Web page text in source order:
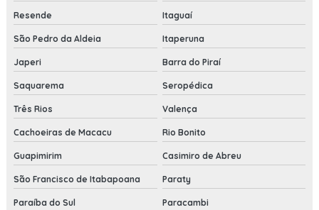
Resende Itaguaí
São Pedro da Aldeia Itaperuna
Japeri Barra do Piraí
Saquarema Seropédica
Três Rios Valença
Cachoeiras de Macacu Rio Bonito
Guapimirim Casimiro de Abreu
São Francisco de Itabapoana Paraty
Paraíba do Sul Paracambi